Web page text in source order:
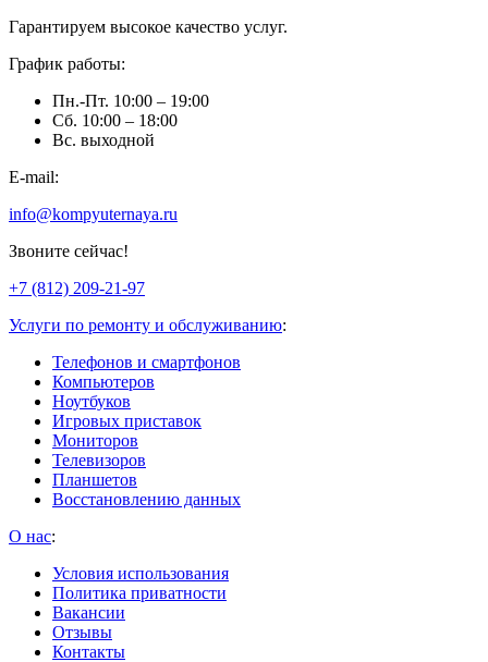
Гарантируем высокое качество услуг.
График работы:
Пн.-Пт. 10:00 – 19:00
Сб. 10:00 – 18:00
Вс. выходной
E-mail:
info@kompyuternaya.ru
Звоните сейчас!
+7 (812) 209-21-97
Услуги по ремонту и обслуживанию:
Телефонов и смартфонов
Компьютеров
Ноутбуков
Игровых приставок
Мониторов
Телевизоров
Планшетов
Восстановлению данных
О нас:
Условия использования
Политика приватности
Вакансии
Отзывы
Контакты